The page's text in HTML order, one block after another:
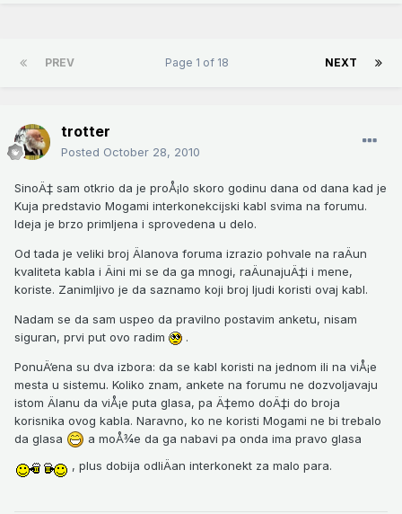
PREV NEXT
Page 1 of 18
trotter
Posted October 28, 2010
SinoÄ‡ sam otkrio da je proÅ¡lo skoro godinu dana od dana kad je
Kuja predstavio Mogami interkonekcijski kabl svima na forumu.
Ideja je brzo primljena i sprovedena u delo.
Od tada je veliki broj Älanova foruma izrazio pohvale na raÄun
kvaliteta kabla i Äini mi se da ga mnogi, raÄunajuÄ‡i i mene,
koriste. Zanimljivo je da saznamo koji broj ljudi koristi ovaj kabl.
Nadam se da sam uspeo da pravilno postavim anketu, nisam
siguran, prvi put ovo radim
.
PonuÄ‘ena su dva izbora: da se kabl koristi na jednom ili na viÅ¡e
mesta u sistemu. Koliko znam, ankete na forumu ne dozvoljavaju
istom Älanu da viÅ¡e puta glasa, pa Ä‡emo doÄ‡i do broja
korisnika ovog kabla. Naravno, ko ne koristi Mogami ne bi trebalo
da glasa
a moÅ¾e da ga nabavi pa onda ima pravo glasa
, plus dobija odliÄan interkonekt za malo para.